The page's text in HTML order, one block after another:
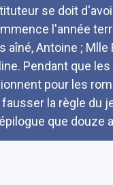
se doit
l'année
aîné, Antoine ;
Pendant que
pour les
la règle du
que douze